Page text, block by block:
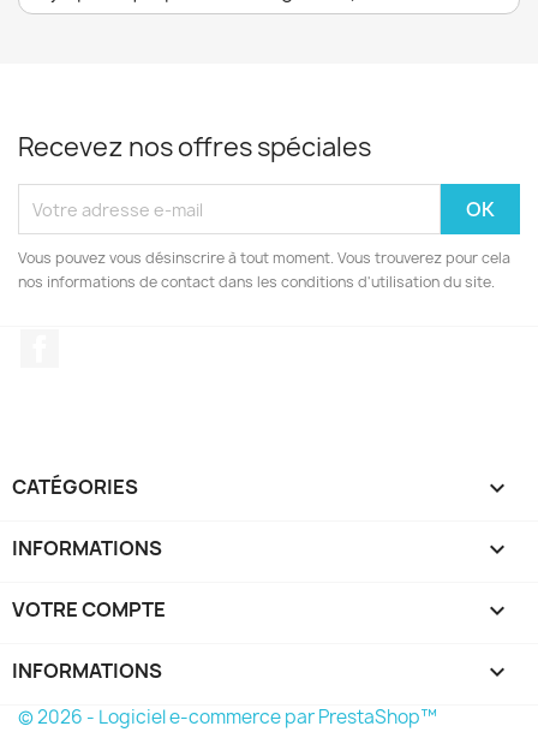
Recevez nos offres spéciales
Vous pouvez vous désinscrire à tout moment. Vous trouverez pour cela
nos informations de contact dans les conditions d'utilisation du site.
CATÉGORIES 
INFORMATIONS 
VOTRE COMPTE 
INFORMATIONS keyboard_arrow_down
© 2026 - Logiciel e-commerce par PrestaShop™